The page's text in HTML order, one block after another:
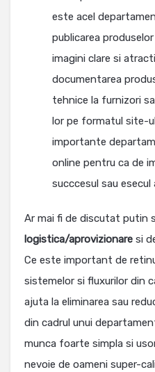
este acel
publicarea
imagini clare si
documentarea
tehnice la furnizori
lor pe formatul site-
importante
online pentru ca de
succcesul sau esecul
Ar mai fi de discutat putin
logistica/aprovizionare si
Ce este important de
sistemelor si fluxurilor din
ajuta la eliminarea sau
din cadrul unui
munca foarte simpla si
nevoie de oameni super-